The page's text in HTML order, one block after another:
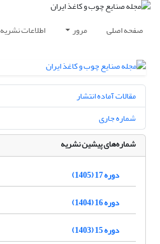
صفحه اصلی مرور اطلاعات نشریه
مقالات آماده انتشار
شماره جاری
شماره‌های پیشین نشریه
دوره 17 (1405)
دوره 16 (1404)
دوره 15 (1403)